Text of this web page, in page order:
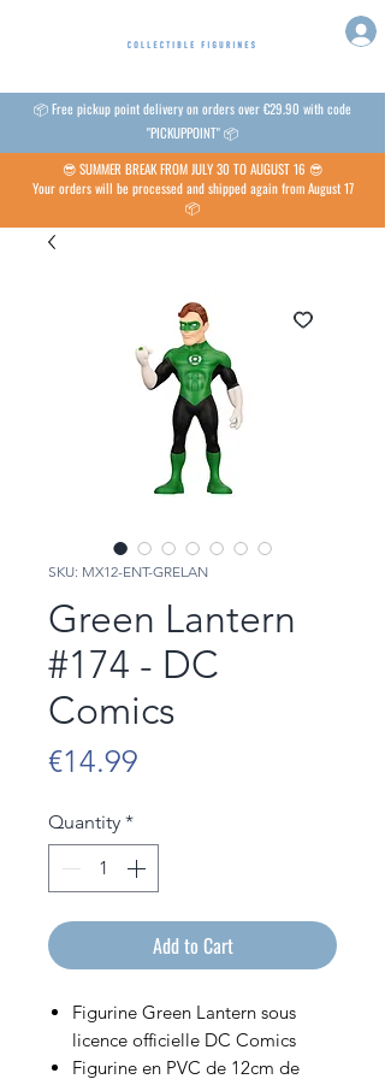
📦 Free pickup point delivery on orders over €29.90 with code
"PICKUPPOINT" 📦
😎 SUMMER BREAK FROM JULY 30 TO AUGUST 16 😎
Your orders will be processed and shipped again from August 17
📦
SKU: MX12-ENT-GRELAN
Green Lantern
#174 - DC
Comics
€14.99
Quantity *
Add to Cart
Figurine Green Lantern sous
licence officielle DC Comics
Figurine en PVC de 12cm de